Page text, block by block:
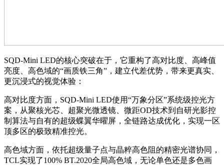
SQD-Mini LED的核心突破在于，它重构了高对比度、高峰值
亮度、高色域的“画质铁三角”，建立代差优势，带来更真实、
更沉浸式的视觉体验：
高对比度方面，SQD-Mini LED使用“万象分区”系统级控光方
案，从聚核光芯、超聚光微透镜、微距OD技术到自研光影控
制算法与自有的超级蝶翼华曜屏，全链路达成优化，实现一区
顶多区的极致精准控光。
高色域方面，依托超级量子点与晶粹高色阻的精密光谱协同，
TCL实现了100% BT.2020全局高色域，无论单色还是多色画